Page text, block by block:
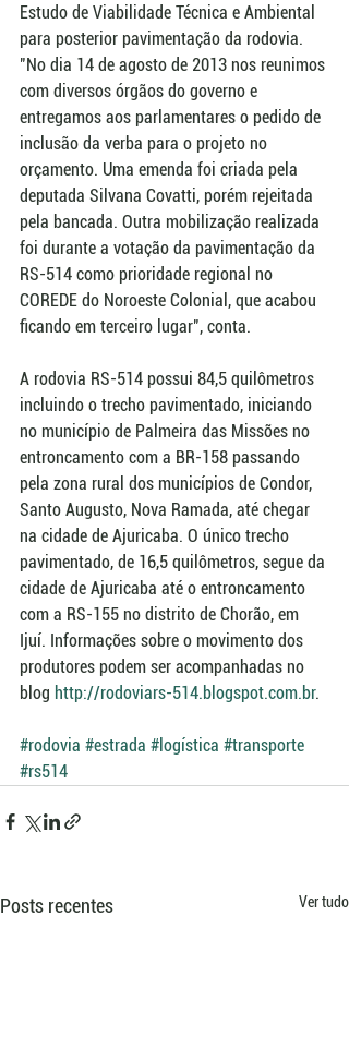
Estudo de Viabilidade Técnica e Ambiental
para posterior pavimentação da rodovia.
"No dia 14 de agosto de 2013 nos reunimos
com diversos órgãos do governo e
entregamos aos parlamentares o pedido de
inclusão da verba para o projeto no
orçamento. Uma emenda foi criada pela
deputada Silvana Covatti, porém rejeitada
pela bancada. Outra mobilização realizada
foi durante a votação da pavimentação da
RS-514 como prioridade regional no
COREDE do Noroeste Colonial, que acabou
ficando em terceiro lugar", conta.
A rodovia RS-514 possui 84,5 quilômetros
incluindo o trecho pavimentado, iniciando
no município de Palmeira das Missões no
entroncamento com a BR-158 passando
pela zona rural dos municípios de Condor,
Santo Augusto, Nova Ramada, até chegar
na cidade de Ajuricaba. O único trecho
pavimentado, de 16,5 quilômetros, segue da
cidade de Ajuricaba até o entroncamento
com a RS-155 no distrito de Chorão, em
Ijuí. Informações sobre o movimento dos
produtores podem ser acompanhadas no
blog http://rodoviars-514.blogspot.com.br.
#rodovia #estrada #logística #transporte
#rs514
Posts recentes Ver tudo